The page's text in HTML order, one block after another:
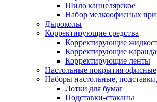
Шило канцелярское
Набор мелкоофисных
Дыроколы
Корректирующие средства
Корректирующие
Корректирующие
Корректирующие ленты
Настольные покрытия офисные
Наборы настольные,
Лотки для бумаг
Подставки-стаканы